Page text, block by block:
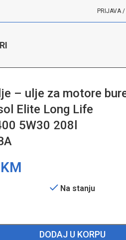
PRIJAVA
– ulje za motore
Elite Long Life
5W30 208l
KM
Na stanju
DODAJ U KORPU